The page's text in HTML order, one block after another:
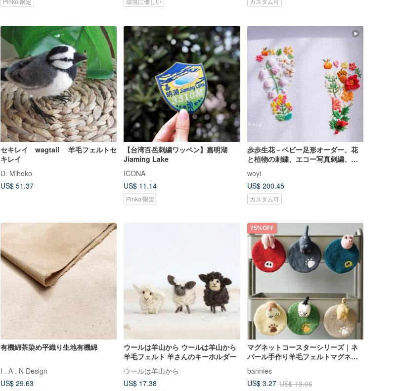
セキレイ wagtail 羊毛フェルトセ
キレイ
D. Mihoko
US$ 51.37
【台湾百岳刺繍ワッペン】嘉明湖
Jiaming Lake
ICONA
US$ 11.14
Pinkoi限定
歩歩生花－ベビー足形オーダー、花
と植物の刺繍、エコー写真刺繍、ギ
woyi
US$ 200.45
カスタム可
有機綿茶染め平織り生地有機綿
I . A . N Design
US$ 29.63
ウールは羊山から ウールは羊山から
羊毛フェルト 羊さんのキーホルダー
ウールは羊山から
US$ 17.38
75%OFF
マグネットコースターシリーズ｜ネ
パール手作り羊毛フェルトマグネッ
bannies
US$ 3.27 US$ 13.06